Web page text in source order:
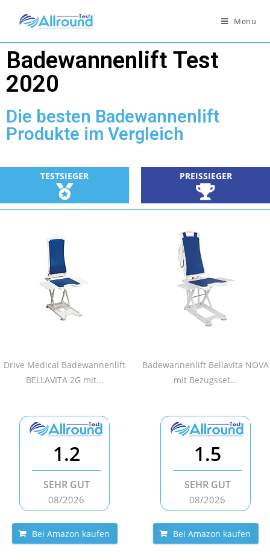
Menü
Badewannenlift Test
2020
Die besten Badewannenlift
Produkte im Vergleich
TESTSIEGER PREISSIEGER
Drive Medical Badewannenlift
BELLAVITA 2G mit...
Badewannenlift Bellavita NOVA
mit Bezugsset...
1.2
SEHR GUT
08/2026
Bei Amazon kaufen
1.5
SEHR GUT
08/2026
Bei Amazon kaufen